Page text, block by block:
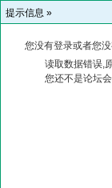
提示信息 »
您没有登录或者您
读取数据错误,
您还不是论坛